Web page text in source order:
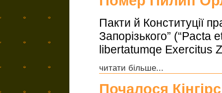
Пакти й Конституції
Запорізького”
libertatumqe Exercitus
читати більше...
Почалося